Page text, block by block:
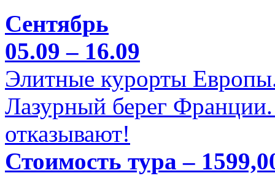
Сентябрь
05.09 – 16.09
Элитные курорты
Лазурный берег
отказывают!
Стоимость тура –